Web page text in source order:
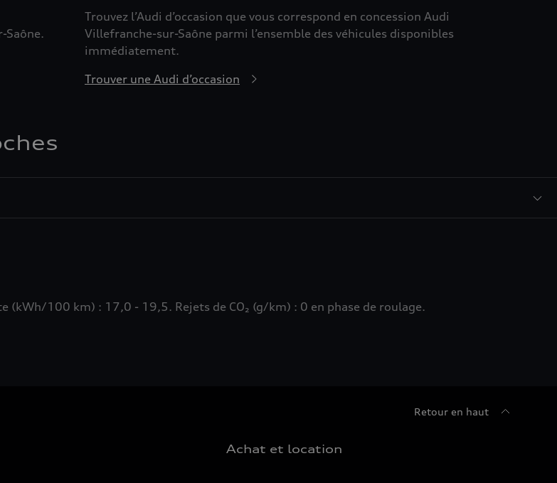
Saône.
Trouvez l’Audi d’occasion que vous correspond en concession Audi
Villefranche-sur-Saône parmi l’ensemble des véhicules disponibles
immédiatement.
Trouver une Audi d’occasion
100 km) : 17,0 - 19,5. Rejets de CO₂ (g/km) : 0 en phase de roulage.
Retour en haut
Achat et location